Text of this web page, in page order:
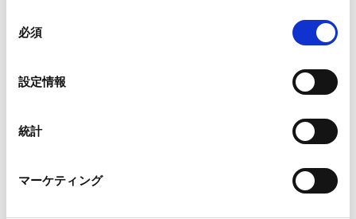
ことがあります。
Google Analytics利用規約（
Marketo
外部サイト）
LinkedIn プライバシーポリシー（
必須
設定情報
統計
マーケティング
2024.04.30
UPDATE（2024年3月号）